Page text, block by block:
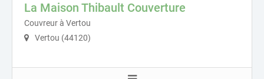
La Maison Thibault Couverture
Couvreur à Vertou
Vertou (44120)